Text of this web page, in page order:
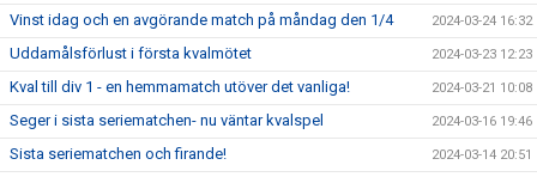
Vinst idag och en avgörande match på måndag den 1/4 2024-03-24 16:32
Uddamålsförlust i första kvalmötet 2024-03-23 12:23
Kval till div 1 - en hemmamatch utöver det vanliga! 2024-03-21 10:08
Seger i sista seriematchen- nu väntar kvalspel 2024-03-16 19:46
Sista seriematchen och firande! 2024-03-14 20:51